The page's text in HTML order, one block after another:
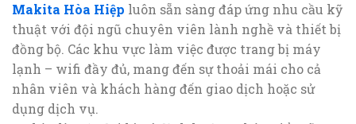
Makita Hòa Hiệp luôn sẵn sàng đáp ứng nhu cầu kỹ
thuật với đội ngũ chuyên viên lành nghề và thiết bị
đồng bộ. Các khu vực làm việc được trang bị máy
lạnh – wifi đầy đủ, mang đến sự thoải mái cho cả
nhân viên và khách hàng đến giao dịch hoặc sử
dụng dịch vụ.